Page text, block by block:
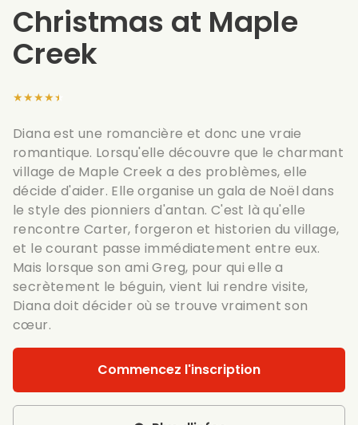
Christmas at Maple
Creek
★★★★★
Diana est une romancière et donc une vraie
romantique. Lorsqu'elle découvre que le charmant
village de Maple Creek a des problèmes, elle
décide d'aider. Elle organise un gala de Noël dans
le style des pionniers d'antan. C'est là qu'elle
rencontre Carter, forgeron et historien du village,
et le courant passe immédiatement entre eux.
Mais lorsque son ami Greg, pour qui elle a
secrètement le béguin, vient lui rendre visite,
Diana doit décider où se trouve vraiment son
cœur.
Commencez l'inscription